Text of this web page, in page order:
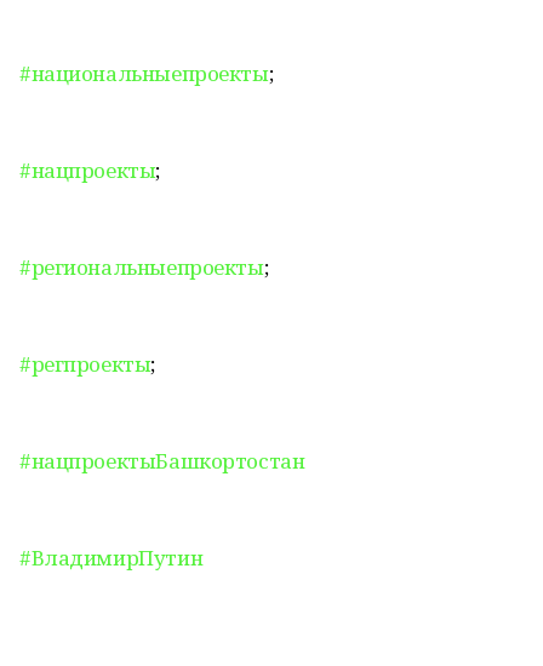
#национальныепроекты;
#нацпроекты;
#региональныепроекты;
#регпроекты;
#нацпроектыБашкортостан
#ВладимирПутин